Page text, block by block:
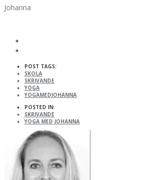
Johanna
POST TAGS:
SKOLA
SKRIVANDE
YOGA
YOGAMEDJOHANNA
POSTED IN:
SKRIVANDE
YOGA MED JOHANNA